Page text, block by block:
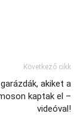
Következő cikk
akiket a
kaptak el –
videóval!